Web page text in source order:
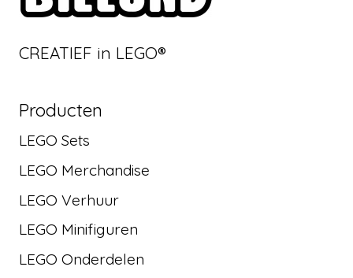
CREATIEF in LEGO®
Producten
LEGO Sets
LEGO Merchandise
LEGO Verhuur
LEGO Minifiguren
LEGO Onderdelen